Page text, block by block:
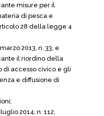
misure per il
di pesca e
28 della legge 4
2013, n. 33, e
il riordino della
di accesso civico e gli
e diffusione di
2014, n. 112,